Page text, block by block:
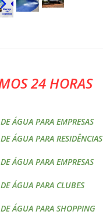
24 HORAS
ÁGUA PARA EMPRESAS
ÁGUA PARA RESIDÊNCIAS
ÁGUA PARA EMPRESAS
ÁGUA PARA CLUBES
ÁGUA PARA SHOPPING